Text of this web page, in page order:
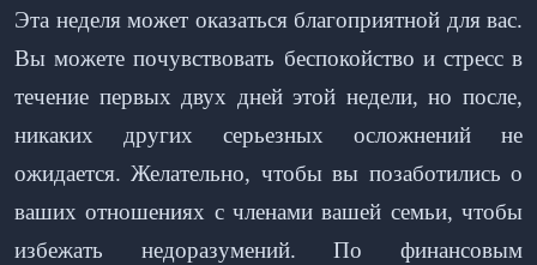
Эта неделя может оказаться благоприятной для вас.
Вы можете почувствовать беспокойство и стресс в
течение первых двух дней этой недели, но после,
никаких других серьезных осложнений не
ожидается. Желательно, чтобы вы позаботились о
ваших отношениях с членами вашей семьи, чтобы
избежать недоразумений. По финансовым